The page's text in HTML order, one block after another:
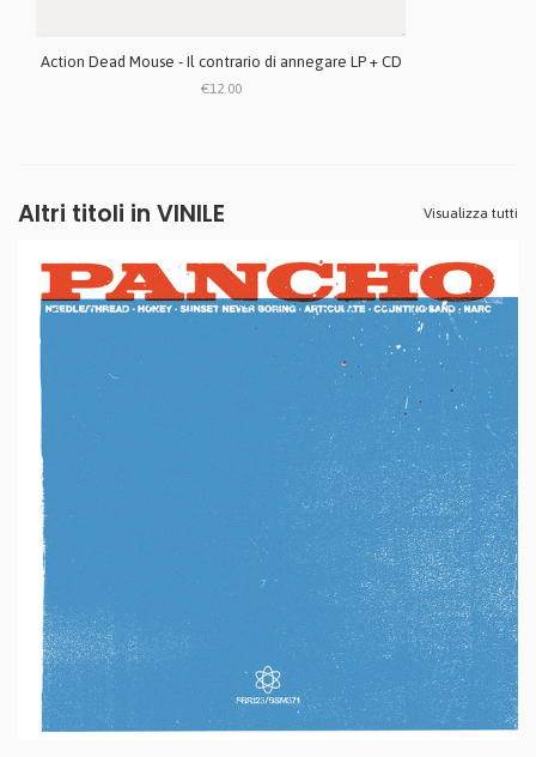
Action Dead Mouse - Il contrario di annegare LP + CD
€12.00
Altri titoli in VINILE Visualizza tutti